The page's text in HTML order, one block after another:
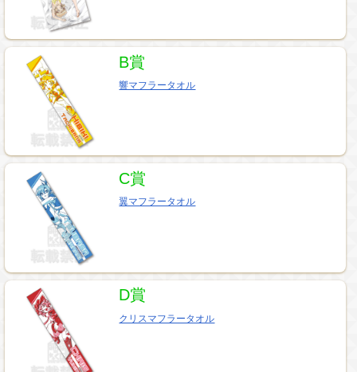
B賞
響マフラータオル
C賞
翼マフラータオル
D賞
クリスマフラータオル